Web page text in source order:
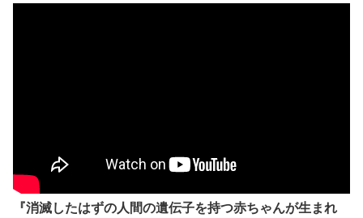
『消滅したはずの人間の遺伝子を持つ赤ちゃんが生まれ